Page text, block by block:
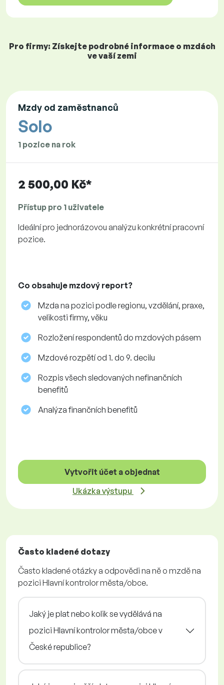
Pro firmy: Získejte podrobné informace o mzdách
ve vaší zemi
Mzdy od zaměstnanců
Solo
1 pozice na rok
2 500,00 Kč*
Přístup pro 1 uživatele
Ideální pro jednorázovou analýzu konkrétní pracovní
pozice.
Co obsahuje mzdový report?
Mzda na pozici podle regionu, vzdělání, praxe,
velikosti firmy, věku
Rozložení respondentů do mzdových pásem
Mzdové rozpětí od 1. do 9. decilu
Rozpis všech sledovaných nefinančních
benefitů
Analýza finančních benefitů
Vytvořit účet a objednat
Ukázka výstupu
Často kladené dotazy
Často kladené otázky a odpovědi na ně o mzdě na
pozici Hlavní kontrolor města/obce.
Jaký je plat nebo kolik se vydělává na
pozici Hlavní kontrolor města/obce v
České republice?